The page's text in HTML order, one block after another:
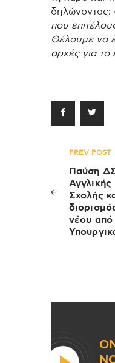
δηλώνοντας:
που
Θέλουμε να
αρχές για το
άρθρων
PREV POST
Παύση
Αγγλικής
Σχολής
νέου από